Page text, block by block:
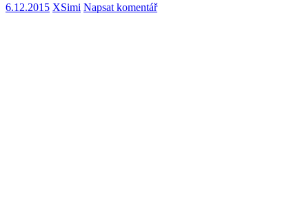
6.12.2015 XSimi Napsat komentář